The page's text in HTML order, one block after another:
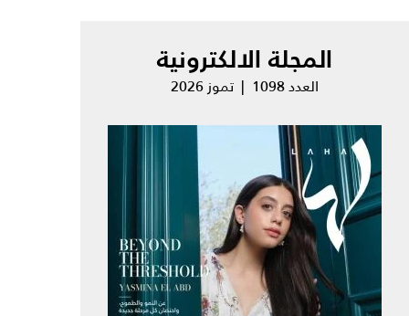
المجلة الالكترونية
العدد 1098 | تموز 2026